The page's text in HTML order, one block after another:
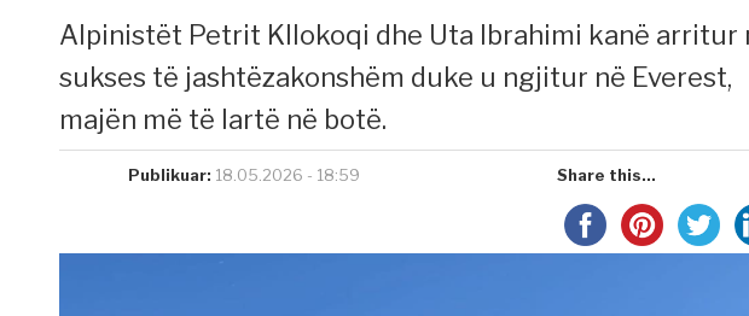
Alpinistët Petrit Kllokoqi dhe Uta Ibrahimi kanë arritur
sukses të jashtëzakonshëm duke u ngjitur në Everest,
majën më të lartë në botë.
Publikuar: 18.05.2026 - 18:59 Share this...